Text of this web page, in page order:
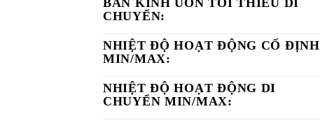
BÁN KÍNH UỐN TỐI THIỂU DI
CHUYỂN:
NHIỆT ĐỘ HOẠT ĐỘNG CỐ ĐỊNH
MIN/MAX:
NHIỆT ĐỘ HOẠT ĐỘNG DI
CHUYỂN MIN/MAX: